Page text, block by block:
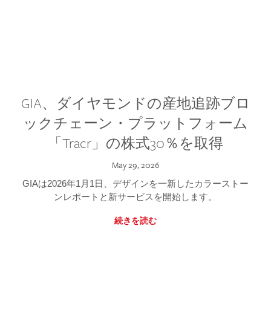
GIA、ダイヤモンドの産地追跡ブロ
ックチェーン・プラットフォーム
「Tracr」の株式30％を取得
May 29, 2026
GIAは2026年1月1日、デザインを一新したカラーストー
ンレポートと新サービスを開始します。
続きを読む